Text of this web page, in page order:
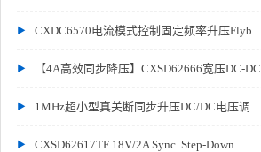
CXDC6570电流模式控制固定频率升压Flyb
【4A高效同步降压】CXSD62666宽压DC-DC
1MHz超小型真关断同步升压DC/DC电压调
CXSD62617TF 18V/2A Sync. Step-Down